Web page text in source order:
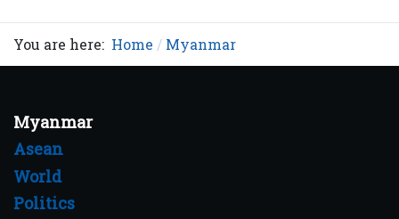
You are here: Home Myanmar
Myanmar
Asean
World
Politics